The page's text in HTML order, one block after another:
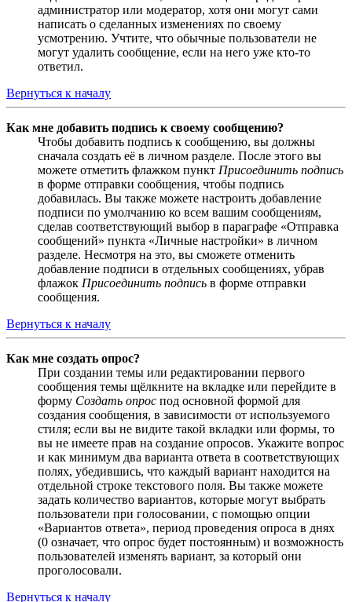
администратор или модератор, хотя они могут сами
написать о сделанных изменениях по своему
усмотрению. Учтите, что обычные пользователи не
могут удалить сообщение, если на него уже кто-то
ответил.
Вернуться к началу
Как мне добавить подпись к своему сообщению?
Чтобы добавить подпись к сообщению, вы должны
сначала создать её в личном разделе. После этого вы
можете отметить флажком пункт Присоединить подпись
в форме отправки сообщения, чтобы подпись
добавилась. Вы также можете настроить добавление
подписи по умолчанию ко всем вашим сообщениям,
сделав соответствующий выбор в параграфе «Отправка
сообщений» пункта «Личные настройки» в личном
разделе. Несмотря на это, вы сможете отменить
добавление подписи в отдельных сообщениях, убрав
флажок Присоединить подпись в форме отправки
сообщения.
Вернуться к началу
Как мне создать опрос?
При создании темы или редактировании первого
сообщения темы щёлкните на вкладке или перейдите в
форму Создать опрос под основной формой для
создания сообщения, в зависимости от используемого
стиля; если вы не видите такой вкладки или формы, то
вы не имеете прав на создание опросов. Укажите вопрос
и как минимум два варианта ответа в соответствующих
полях, убедившись, что каждый вариант находится на
отдельной строке текстового поля. Вы также можете
задать количество вариантов, которые могут выбрать
пользователи при голосовании, с помощью опции
«Вариантов ответа», период проведения опроса в днях
(0 означает, что опрос будет постоянным) и возможность
пользователей изменять вариант, за который они
проголосовали.
Вернуться к началу